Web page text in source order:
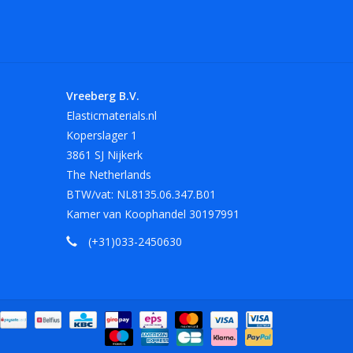
van 180 mm in het rood, wit en zwart.
olie, vet en scherpe randen.
Vreeberg B.V.
Elasticmaterials.nl
Koperslager 1
3861 SJ Nijkerk
The Netherlands
BTW/vat: NL8135.06.347.B01
Kamer van Koophandel 30197991
(+31)033-2450630